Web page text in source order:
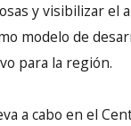
y visibilizar el
modelo de
para la región.
a cabo en el